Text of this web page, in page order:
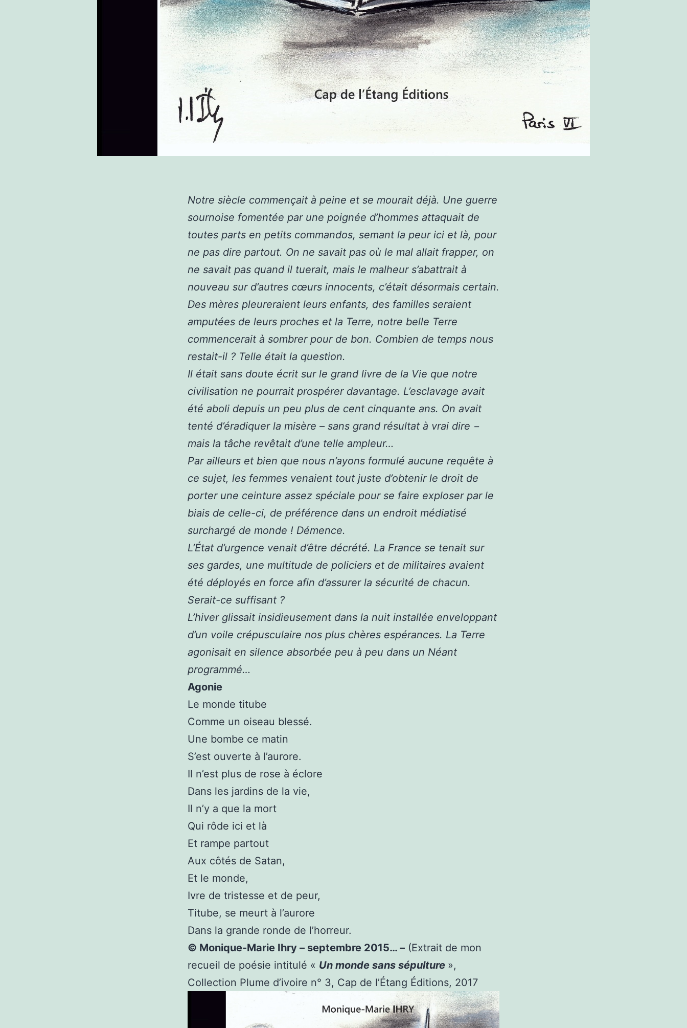
Notre siècle commençait à peine et se mourait déjà. Une guerre
sournoise fomentée par une poignée d’hommes attaquait de
toutes parts en petits commandos, semant la peur ici et là, pour
ne pas dire partout. On ne savait pas où le mal allait frapper, on
ne savait pas quand il tuerait, mais le malheur s’abattrait à
nouveau sur d’autres cœurs innocents, c’était désormais certain.
Des mères pleureraient leurs enfants, des familles seraient
amputées de leurs proches et la Terre, notre belle Terre
commencerait à sombrer pour de bon. Combien de temps nous
restait-il ? Telle était la question.
Il était sans doute écrit sur le grand livre de la Vie que notre
civilisation ne pourrait prospérer davantage. L’esclavage avait
été aboli depuis un peu plus de cent cinquante ans. On avait
tenté d’éradiquer la misère – sans grand résultat à vrai dire −
mais la tâche revêtait d’une telle ampleur…
Par ailleurs et bien que nous n’ayons formulé aucune requête à
ce sujet, les femmes venaient tout juste d’obtenir le droit de
porter une ceinture assez spéciale pour se faire exploser par le
biais de celle-ci, de préférence dans un endroit médiatisé
surchargé de monde ! Démence.
L’État d’urgence venait d’être décrété. La France se tenait sur
ses gardes, une multitude de policiers et de militaires avaient
été déployés en force afin d’assurer la sécurité de chacun.
Serait-ce suffisant ?
L’hiver glissait insidieusement dans la nuit installée enveloppant
d’un voile crépusculaire nos plus chères espérances. La Terre
agonisait en silence absorbée peu à peu dans un Néant
programmé…
Agonie
Le monde titube
Comme un oiseau blessé.
Une bombe ce matin
S’est ouverte à l’aurore.
Il n’est plus de rose à éclore
Dans les jardins de la vie,
Il n’y a que la mort
Qui rôde ici et là
Et rampe partout
Aux côtés de Satan,
Et le monde,
Ivre de tristesse et de peur,
Titube, se meurt à l’aurore
Dans la grande ronde de l’horreur.
© Monique-Marie Ihry – septembre 2015… – (Extrait de mon
recueil de poésie intitulé « Un monde sans sépulture »,
Collection Plume d’ivoire n° 3, Cap de l’Étang Éditions, 2017